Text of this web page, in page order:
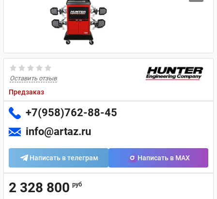
Оставить отзыв
Предзаказ
+7(958)762-88-45
info@artaz.ru
Написать в телеграм Написать в MAX
2 328 800 руб